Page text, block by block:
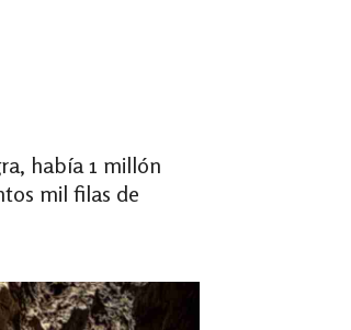
había 1 millón
mil filas de